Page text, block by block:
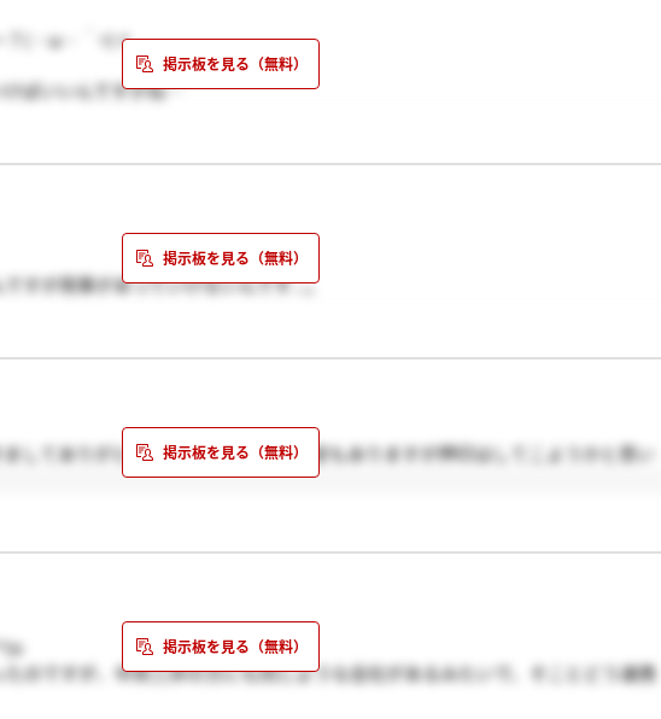
？(・ω・｀=)ゞ
けばいいんですかね…
？(*^^*)
すが用事があっていけないんです...。
！！
してありがとうございます☆少し不安もありますが押印はしてこようかと思い
のですが、中央三井の方にも同じような会社があるみたいで、そことどう連携
ないとのことでした。そんなに変わらないんじゃないかなぁ～って笑っている